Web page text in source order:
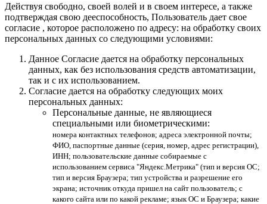
Действуя свободно, своей волей и в своем интересе, а также
подтверждая свою дееспособность, Пользователь дает свое
согласие , которое расположено по адресу: на обработку своих
персональных данных со следующими условиями:
Данное Согласие дается на обработку персональных
данных, как без использования средств автоматизации,
так и с их использованием.
Согласие дается на обработку следующих моих
персональных данных:
Персональные данные, не являющиеся
специальными или биометрическими:
номера контактных телефонов; адреса электронной почты;
ФИО, паспортные данные (серия, номер, адрес регистрации),
ИНН; пользовательские данные собираемые с
использованием сервиса "Яндекс.Метрика" (тип и версия ОС;
тип и версия Браузера; тип устройства и разрешение его
экрана; источник откуда пришел на сайт пользователь; с
какого сайта или по какой рекламе; язык ОС и Браузера; какие